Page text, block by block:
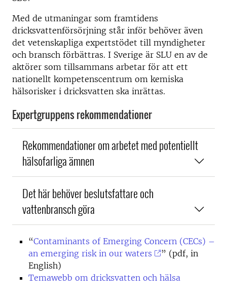
Med de utmaningar som framtidens
dricksvattenförsörjning står inför behöver även
det vetenskapliga expertstödet till myndigheter
och bransch förbättras. I Sverige är SLU en av de
aktörer som tillsammans arbetar för att ett
nationellt kompetenscentrum om kemiska
hälsorisker i dricksvatten ska inrättas.
Expertgruppens rekommendationer
Rekommendationer om arbetet med potentiellt
hälsofarliga ämnen
Det här behöver beslutsfattare och
vattenbransch göra
“Contaminants of Emerging Concern (CECs) –
an emerging risk in our waters
” (pdf, in
English)
Temawebb om dricksvatten och hälsa